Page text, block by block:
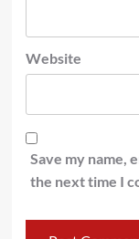
Website
Save my name,
the next time I